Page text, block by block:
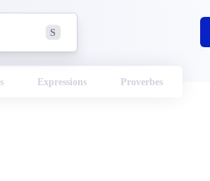
S
Expressions Proverbes